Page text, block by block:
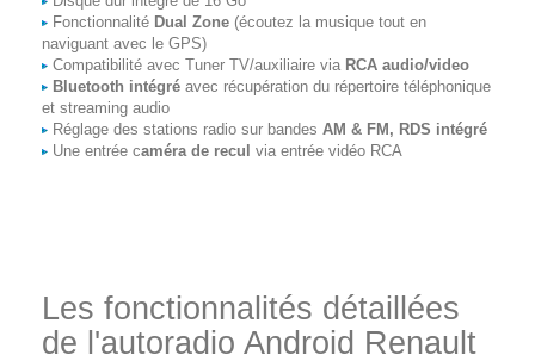
Fonctionnalité Dual Zone (écoutez la musique tout en
naviguant avec le GPS)
Compatibilité avec Tuner TV/auxiliaire via RCA audio/video
Bluetooth intégré avec récupération du répertoire téléphonique
et streaming audio
Réglage des stations radio sur bandes AM & FM, RDS intégré
Une entrée caméra de recul via entrée vidéo RCA
Les fonctionnalités détaillées
de l'autoradio Android Renault